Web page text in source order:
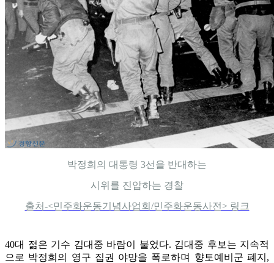
박정희의 대통령 3선을 반대하는
시위를 진압하는 경찰
출처-<민주화운동기념사업회/민주화운동사전> 링크
40대 젊은 기수 김대중 바람이 불었다. 김대중 후보는 지속적
으로 박정희의 영구 집권 야망을 폭로하며 향토예비군 폐지,